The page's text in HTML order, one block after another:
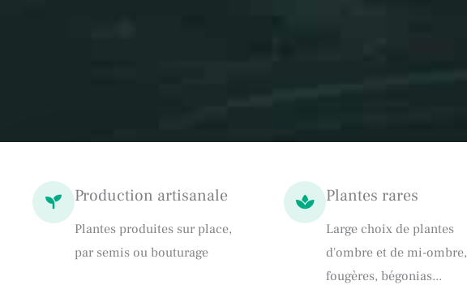
Production artisanale
Plantes produites sur place,
par semis ou bouturage
Plantes rares
Large choix de plantes
d'ombre et de mi-ombre,
fougères, bégonias...